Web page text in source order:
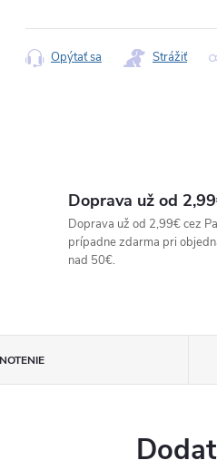
cena:
Opýtať sa Strážiť
Doprava už od
Doprava už od 2,99€ cez
prípadne zdarma pri
nad 50€.